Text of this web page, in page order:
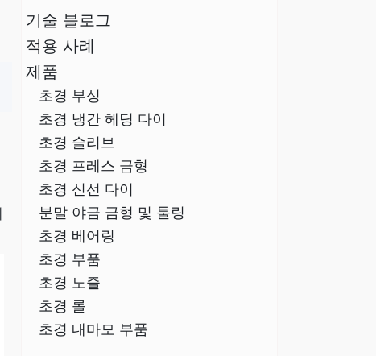
기술 블로그
적용 사례
제품
초경 부싱
초경 냉간 헤딩 다이
초경 슬리브
초경 프레스 금형
초경 신선 다이
분말 야금 금형 및 툴링
초경 베어링
초경 부품
초경 노즐
초경 롤
초경 내마모 부품